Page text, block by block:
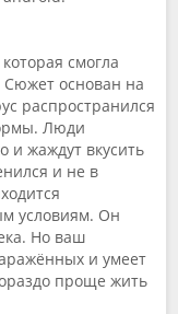
смогла
Сюжет основан на
распространился
Люди
и жаждут вкусить
и не в
условиям. Он
Но ваш
и умеет
проще жить